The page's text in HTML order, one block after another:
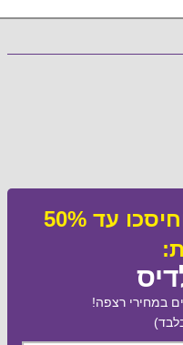
קבלו מבצעי SMS וחיסכו עד 50%
במחירי רצפה!